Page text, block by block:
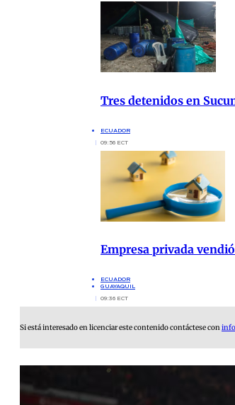
Tres detenidos en
ECUADOR
09:56 ECT
Empresa privada
ECUADOR
GUAYAQUIL
09:36 ECT
Si está interesado en licenciar este contenido contáctese con